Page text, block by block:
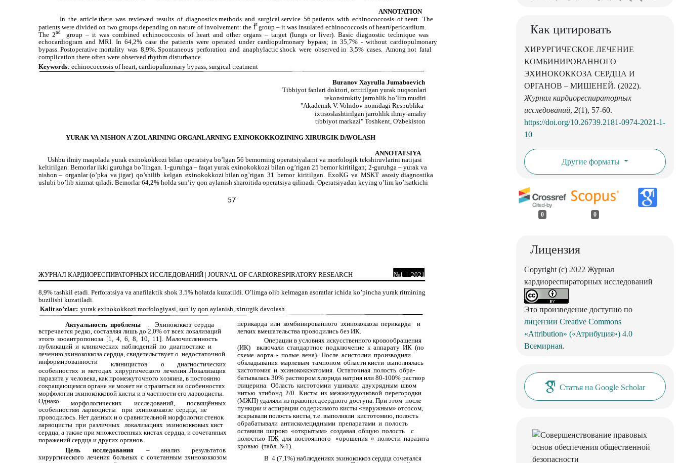
57
ANNOTATION
In the article there was reviewed results of diagnostics methods and surgical service 56 patients with echinococcosis of heart. The
patients were divided on two groups depending on nature of involvement: the 1stgroup – it was insulated echinococcosis of heart/pericardium.
The 2ndgroup – it was combined echinococcosis of heart and other organs – target (lungs or liver). Basic diagnostic technique was
echocardiogram and MRI. In 64,2% case the patients were operated under cardiopulmonary bypass; in 35,7% - without cardiopulmonary
bypass. Postoperative mortality was 8,9%. Spontaneous perforation and anaphylactic shock were observed in 3,5% cases. Among not fatal
complication there often were observed rhythm disturbance.
Keywords: echinococcosis of heart, cardiopulmonary bypass, surgical treatment
Buranov Xayrulla Jumaboevich
Tibbiyot fanlari doktori, orttirilgan yurak nuqsonlari
rekonstruktiv jarrohlik bo’lim mudiri
"Akademik V. Vohidov nomidagi Respublika
ixtisoslashtirilgan jarrohlik ilmiy-amaliy
tibbiyot markazi" Toshkent, O'zbekiston
YURAK VA NISHON A`ZOLARINING ORGANLARNING EXINOKOKKOZINING XIRURGIK DAVOLASH
ANNOTATSIYA
Ushbu ilmiy maqolada yurak exinokokkozi bilan operatsiya bo’lgan 56 bemorning operatsiyalarni va morfologik tekshiruvlarini natijasi
keltirilgan. Bemorlar ikki guruhga bo’lingan. 1-guruhga – faqat yurak exinokokkozi bilan og’rigan 25 bemor kiritilgan; 2-guruhga – yurak va
nishon – organlar (o’pka va jigar) qo’shilib kelgan exinokokkozi bilan og’rigan 31 bemor kiritilgan. ExoKG va MSKT asosiy diagnostika
uslubi bo’lib xizmat qiladi. Bemorlar 64,2% holda sun’iy qon aylanish sharoitida operatsiya qilinadi. Operatsiyadan keying o’lim ko’rsatkichi
ЖУРНАЛ КАРДИОРЕСПИРАТОРНЫХ ИССЛЕДОВАНИЙ | JOURNAL OF CARDIORESPIRATORY RESEARCH №1 | 2021
8,9% tashkil etadi. Perforatsiya va anafilaktik shok 3.5% holatda kuzatildi. O’limga olib kelmagan asoratlar ichida ko’pincha yurak ritmining
buzilishi kuzatiladi.
Kalit so’zlar: yurak exinokokkozi morfologiyasi, sun’iy qon aylanish, xirurgik davolash
Актуальность проблемы
. Эхинококкоз сердца
встречается редко, составляя лишь до 2,0% от всех локализаций
этого зооантропоноза [1, 4, 6, 8, 10, 11]. Малочисленность
публикаций и клинических наблюдений по диагностике и
лечению эхинококкоза сердца, свидетельствует о недостаточной
информированности
клиницистов о
диагностических
особенностях и методах хирургического лечения. Локализация
паразита у человека, как промежуточного хозяина, в постоянно
сокращающемся органе не может не отразиться на особенностях
морфологии эхинококковой кисты и в частности его ларвоцисты.
Однако
морфологических исследований,
посвящённых
особенностям ларвоцисты при эхинококкозе сердца, не
проводилось. Нет данных и о сравнительной морфологии стенок
ларвоцисты при различных локализациях эхинококковых кист
сердца, а также при множественных кистах сердца, и сочетанных
поражений сердца и других органов.
Цель
исследования – анализ
результатов
хирургического лечения больных с сочетанным эхинококкозом
перикарда или комбинированного эхинококкоза перикарда и
легких вмешательства проводились без ИК.
Операции в условиях искусственного кровообращения
(ИК) включали стандартное подключение к аппарату ИК (по
схеме аорта - полые вена). После асистолии производили
обкладывания марлевым тампоном области кисти выполнялась
кистотомия и эхинококкэктомия. Остаточная полость обра-
батывалась 30% раствором хлорида натрия или 80-100% раствор
глицерина. Область кистотомии ушивали двухрядным швом
нитью этибонд 2/0. Кисты из межжелудочковой перегородки
(МЖП) удаляли из правопредсердного доступа. При этом после
пункции и аспирации содержимого кисты «наружным» отсосом,
вскрывали полость кисты, т.е. выполняли кистотомию, полость
обрабатывали антисколецидными препаратами и полость
оставили широко «открытым» создавая общую полость с
полостью ПЖ для постоянного «орошения » полости паразита
кровью (табл. №1).
В 4 (7,1%) наблюдениях эхинококкоз сердца сочетался
Как цитировать
ХИРУРГИЧЕСКОЕ ЛЕЧЕНИЕ
КОМБИНИРОВАННОГО
ЭХИНОКОККОЗА СЕРДЦА И
ОРГАНОВ – МИШЕНЕЙ. (2022).
Журнал кардиореспираторных
исследований, 2(1), 57-60.
https://doi.org/10.26739.2181-0974-2021-1-
10
Другие форматы
0 0
Лицензия
Copyright (c) 2022 Журнал
кардиореспираторных исследований
Это произведение доступно по
лицензии Creative Commons
«Attribution» («Атрибуция») 4.0
Всемирная.
Статья на Google Scholar